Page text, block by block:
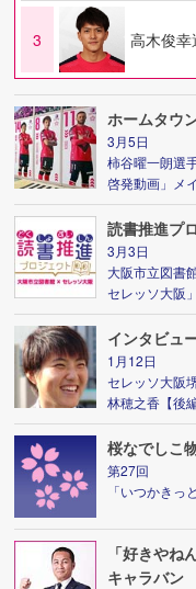
3 高木俊
ホームタウ
3月5日
柿谷曜一朗選
啓発動画」メ
読書推進プ
3月3日
大阪市立図書
セレッソ大阪
インタビュ
1月12日
セレッソ大阪
林穂之香【後編
桜なでしこ
第27回
「いつかきっ
「好きやね
キャラバン